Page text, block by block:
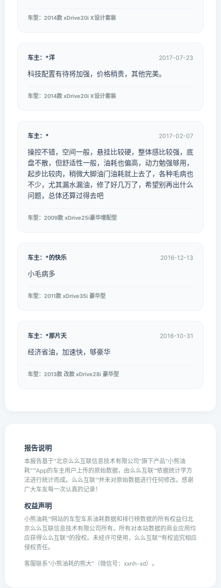
车型：2014款 xDrive20i X设计套装
车主：*洋 2017-07-23
科技配置有待将加强，价格稍贵，其他完美。
车型：2014款 xDrive20i X设计套装
车主：* 2017-02-07
操控不错，空间一般，悬挂比较硬，整体感比较强，底
盘不散，但舒适性一般，油耗也偏高，动力勉强够用，
起步比较肉，稍微大脚油门油耗就上去了，各种毛病也
不少，尤其漏水漏油，修了好几万了，希望别再出什么
问题，总体还算过得去吧
车型：2009款 xDrive25i豪华增配型
车主：*的快乐 2016-12-13
小毛病多
车型：2011款 xDrive35i 豪华型
车主：*那片天 2016-10-31
经济省油，加速快，够豪华
车型：2013款 改款 xDrive28i 豪华型
报告说明
本报告基于"北京么么互联信息技术有限公司"旗下产品"小熊油
耗"™App的车主用户上传的原始数据，由么么互联™依据统计学方
法进行统计而成。么么互联™并未对原始数据进行任何修改。感谢
广大车友每一次认真的记录！
权益声明
小熊油耗™网站的车型车系油耗数据和排行榜数据的所有权益归北
京么么互联信息技术有限公司所有。所有对本站数据的商业应用均
应获得么么互联™的授权。未经许可使用，么么互联™有权追究相应
侵权责任。
客服联系"小熊油耗的熊大"（微信号：xxnh-xd）。